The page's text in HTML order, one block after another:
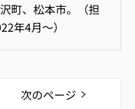
町、松本市。（担
年4月〜）
次のページ